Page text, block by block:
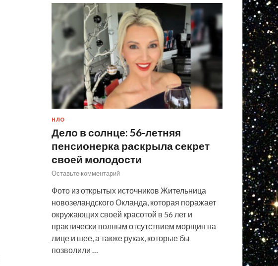
НЛО
Дело в солнце: 56-летняя
пенсионерка раскрыла секрет
своей молодости
Оставьте комментарий
Фото из открытых источников Жительница
новозеландского Окланда, которая поражает
окружающих своей красотой в 56 лет и
практически полным отсутствием морщин на
лице и шее, а также руках, которые бы
позволили …